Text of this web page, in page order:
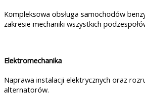
Kompleksowa obsługa samochodów
zakresie mechaniki wszystkich
Elektromechanika
Naprawa instalacji elektrycznych oraz
alternatorów.